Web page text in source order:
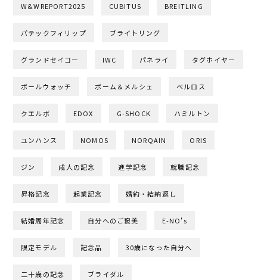
W&WREPORT2025 CUBITUS BREITLING
パテックフィリップ ブライトリング
グランドセイコー IWC パネライ タグホイヤー
ボールウォッチ ボーム＆メルシェ ベルロス
クエルボ EDOX G-SHOCK ハミルトン
ユンハンス NOMOS NORQAIN ORIS
ジン 成人の記念 進学記念 就職記念
昇格記念 起業記念 婚約・結納返し
結婚周年記念 自分へのご褒美 E-NO's
限定モデル 記念品 30歳になった自分へ
二十歳の記念 ブライダル